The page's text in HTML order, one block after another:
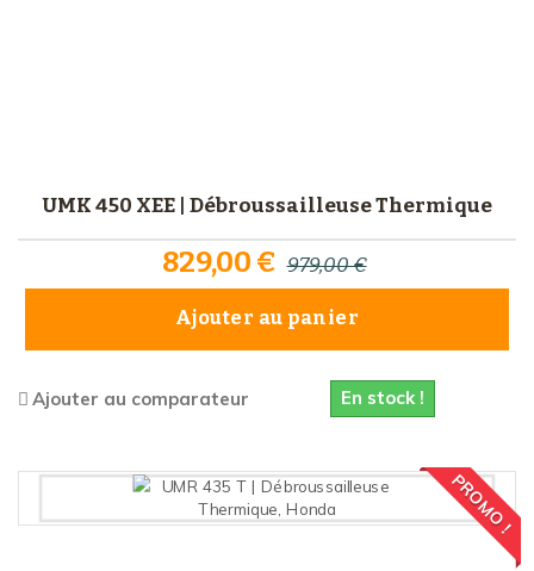
UMK 450 XEE | Débroussailleuse Thermique
829,00 € 979,00 €
Ajouter au panier
Ajouter au comparateur En stock !
PROMO !